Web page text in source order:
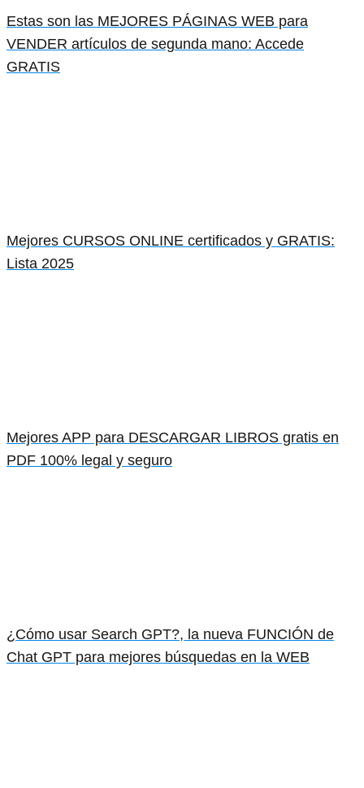
Estas son las MEJORES PÁGINAS WEB para
VENDER artículos de segunda mano: Accede
GRATIS
Mejores CURSOS ONLINE certificados y GRATIS:
Lista 2025
Mejores APP para DESCARGAR LIBROS gratis en
PDF 100% legal y seguro
¿Cómo usar Search GPT?, la nueva FUNCIÓN de
Chat GPT para mejores búsquedas en la WEB